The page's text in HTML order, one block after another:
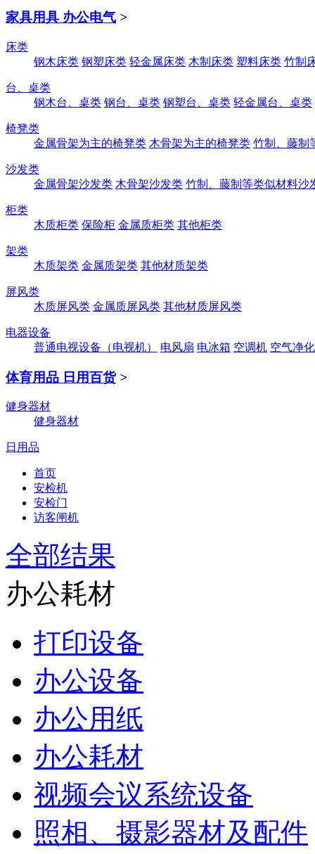
家具用具 办公电气 >
床类
钢木床类 钢塑床类 轻金属床类 木制床类 塑料床类 竹制
台、桌类
钢木台、桌类 钢台、桌类 钢塑台、桌类 轻金属台、桌类
椅凳类
金属骨架为主的椅凳类 木骨架为主的椅凳类 竹制、藤制
沙发类
金属骨架沙发类 木骨架沙发类 竹制、藤制等类似材料沙
柜类
木质柜类 保险柜 金属质柜类 其他柜类
架类
木质架类 金属质架类 其他材质架类
屏风类
木质屏风类 金属质屏风类 其他材质屏风类
电器设备
普通电视设备（电视机）
电风扇 电冰箱 空调机 空气净
体育用品 日用百货 >
健身器材
健身器材
日用品
首页
安检机
安检门
访客闸机
全部结果
办公耗材
打印设备
办公设备
办公用纸
办公耗材
视频会议系统设备
照相、摄影器材及配件